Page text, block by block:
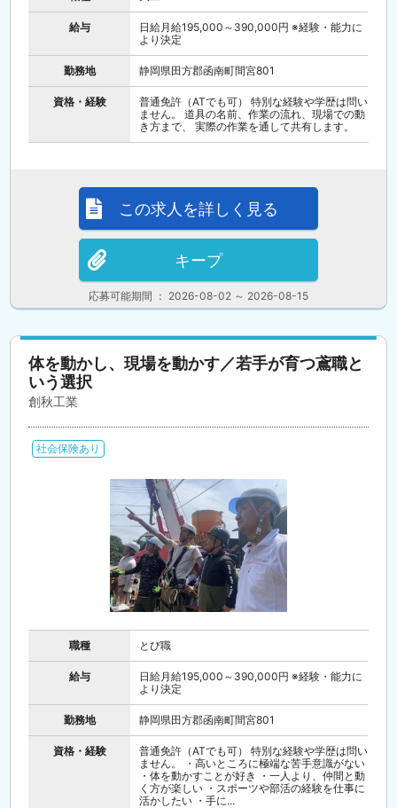
給与
日給月給195,000～390,000円 ※経験・能力に
より決定
勤務地 静岡県田方郡函南町間宮801
資格・経験
普通免許（ATでも可） 特別な経験や学歴は問い
ません。 道具の名前、作業の流れ、現場での動
き方まで、 実際の作業を通して共有します。
応募可能期間 ： 2026-08-02 ～ 2026-08-15
この求人を詳しく見る
キープ
体を動かし、現場を動かす／若手が育つ鳶職と
いう選択
創秋工業
社会保険あり
職種 とび職
給与
日給月給195,000～390,000円 ※経験・能力に
より決定
勤務地 静岡県田方郡函南町間宮801
資格・経験
普通免許（ATでも可） 特別な経験や学歴は問い
ません。 ・高いところに極端な苦手意識がない
・体を動かすことが好き ・一人より、仲間と動
く方が楽しい ・スポーツや部活の経験を仕事に
活かしたい ・手に...